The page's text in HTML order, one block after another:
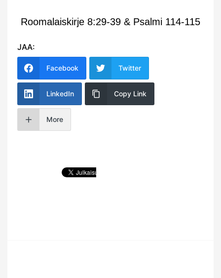
Roomalaiskirje 8:29-39 & Psalmi 114-115
JAA:
Facebook Twitter
LinkedIn Copy Link
More